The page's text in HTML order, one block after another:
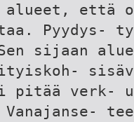
että
Pyydys-
sijaan
pitää verk-
Vanajanse-